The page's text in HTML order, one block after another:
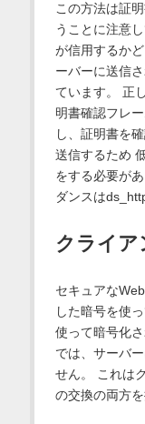
この方法は証
うことに注意
が信用するか
ーバーに送信
ています。 正
明書確認フレ
し、証明書を
送信するため
をする必要が
ダンスは
クライア
セキュアな
した暗号を使
使って暗号化
では、サーバ
せん。 これは
の交換の両方を